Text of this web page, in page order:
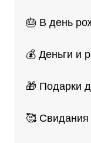
🎂 В день
💰 Деньги и
🎁 Подарки
🥰 Свидания